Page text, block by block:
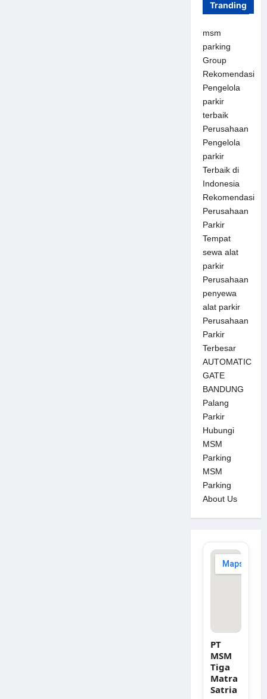
Tranding
msm
parking
Group
Rekomendasi
Pengelola
parkir
terbaik
Perusahaan
Pengelola
parkir
Terbaik di
Indonesia
Rekomendasi
Perusahaan
Parkir
Tempat
sewa alat
parkir
Perusahaan
penyewa
alat parkir
Perusahaan
Parkir
Terbesar
AUTOMATIC
GATE
BANDUNG
Palang
Parkir
Hubungi
MSM
Parking
MSM
Parking
About Us
PT
MSM
Tiga
Matra
Satria